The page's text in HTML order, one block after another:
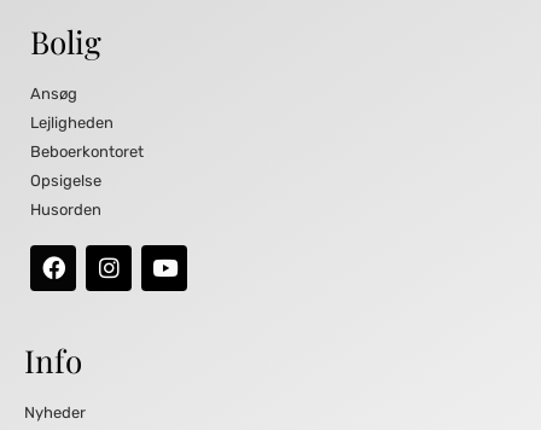
Bolig
Ansøg
Lejligheden
Beboerkontoret
Opsigelse
Husorden
Info
Nyheder